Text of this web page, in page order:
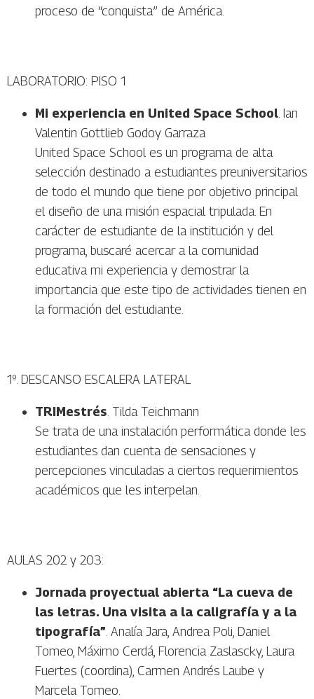
proceso de “conquista” de América.
LABORATORIO: PISO 1
Mi experiencia en United Space School. Ian
Valentin Gottlieb Godoy Garraza
United Space School es un programa de alta
selección destinado a estudiantes preuniversitarios
de todo el mundo que tiene por objetivo principal
el diseño de una misión espacial tripulada. En
carácter de estudiante de la institución y del
programa, buscaré acercar a la comunidad
educativa mi experiencia y demostrar la
importancia que este tipo de actividades tienen en
la formación del estudiante.
1º. DESCANSO ESCALERA LATERAL
TRIMestrés. Tilda Teichmann
Se trata de una instalación performática donde les
estudiantes dan cuenta de sensaciones y
percepciones vinculadas a ciertos requerimientos
académicos que les interpelan.
AULAS 202 y 203:
Jornada proyectual abierta “La cueva de
las letras. Una visita a la caligrafía y a la
tipografía”. Analía Jara, Andrea Poli, Daniel
Tomeo, Máximo Cerdá, Florencia Zaslascky, Laura
Fuertes (coordina), Carmen Andrés Laube y
Marcela Tomeo.